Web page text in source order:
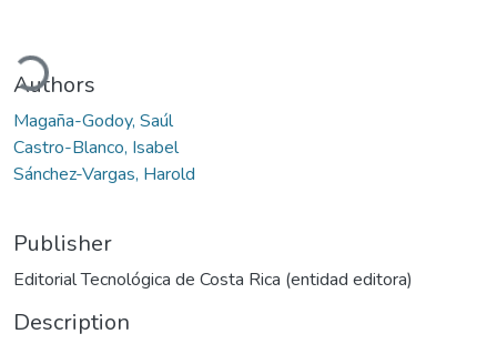
Authors
Magaña-Godoy, Saúl
Castro-Blanco, Isabel
Sánchez-Vargas, Harold
Publisher
Editorial Tecnológica de Costa Rica (entidad editora)
Description